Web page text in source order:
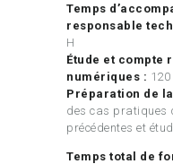
Temps
responsable
H
Étude et compte
numériques : 120
Préparation de
des cas pratiques
précédentes et
Temps total de